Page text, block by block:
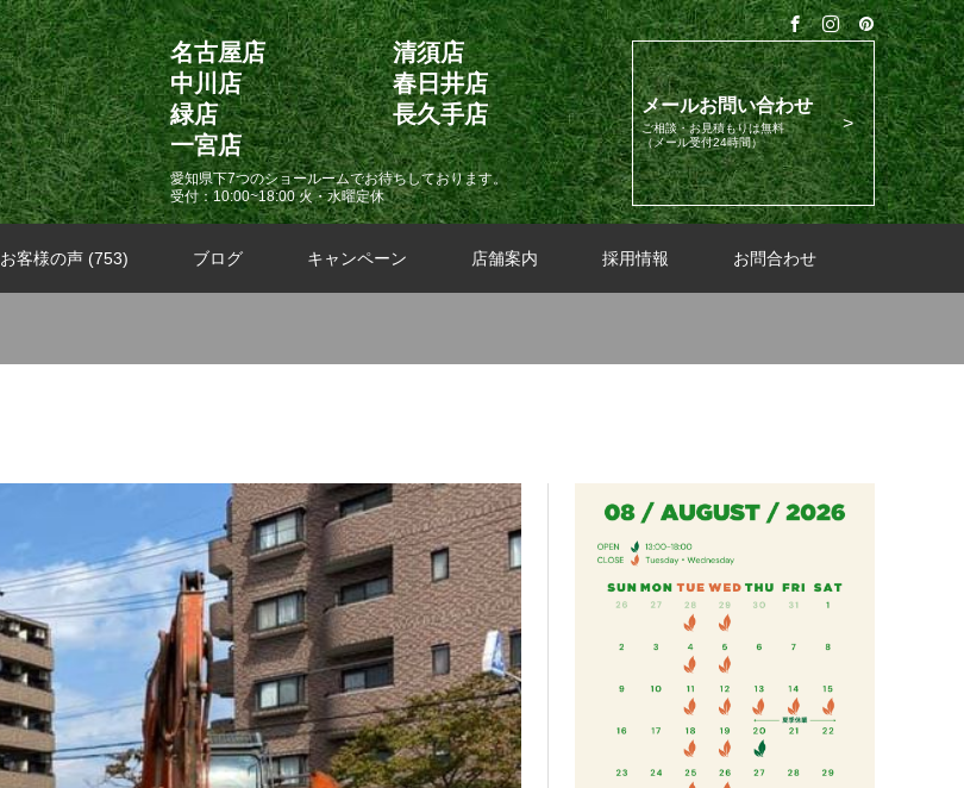
名古屋店
清須店
中川店
春日井店
緑店
長久手店
一宮店
愛知県下7つのショールームでお待ちしております。
受付：10:00~18:00 火・水曜定休
メールお問い合わせ
ご相談・お見積もりは無料
（メール受付24時間）
お客様の声 (753) ブログ キャンペーン 店舗案内 採用情報 お問合わせ